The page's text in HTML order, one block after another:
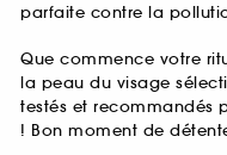
parfaite contre la
Que commence votre
la peau du visage
testés et recommandés
! Bon moment de